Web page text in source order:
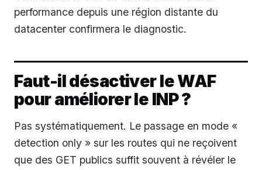
performance depuis une région distante du
datacenter confirmera le diagnostic.
Faut-il désactiver le WAF
pour améliorer le INP ?
Pas systématiquement. Le passage en mode «
detection only » sur les routes qui ne reçoivent
que des GET publics suffit souvent à révéler le